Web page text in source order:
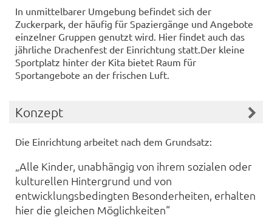
In unmittelbarer Umgebung befindet sich der
Zuckerpark, der häufig für Spaziergänge und Angebote
einzelner Gruppen genutzt wird. Hier findet auch das
jährliche Drachenfest der Einrichtung statt.Der kleine
Sportplatz hinter der Kita bietet Raum für
Sportangebote an der frischen Luft.
Konzept
Die Einrichtung arbeitet nach dem Grundsatz:
„Alle Kinder, unabhängig von ihrem sozialen oder
kulturellen Hintergrund und von
entwicklungsbedingten Besonderheiten, erhalten
hier die gleichen Möglichkeiten“